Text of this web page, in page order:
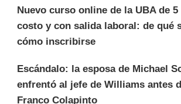
Nuevo curso online de la UBA de
costo y con salida laboral: de qué
cómo inscribirse
Escándalo: la esposa de Michael
enfrentó al jefe de Williams antes
Franco Colapinto